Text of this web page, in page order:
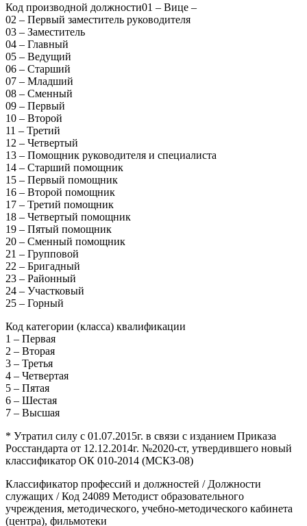
Код производной должности01 – Вице –
02 – Первый заместитель руководителя
03 – Заместитель
04 – Главный
05 – Ведущий
06 – Старший
07 – Младший
08 – Сменный
09 – Первый
10 – Второй
11 – Третий
12 – Четвертый
13 – Помощник руководителя и специалиста
14 – Старший помощник
15 – Первый помощник
16 – Второй помощник
17 – Третий помощник
18 – Четвертый помощник
19 – Пятый помощник
20 – Сменный помощник
21 – Групповой
22 – Бригадный
23 – Районный
24 – Участковый
25 – Горный
Код категории (класса) квалификации
1 – Первая
2 – Вторая
3 – Третья
4 – Четвертая
5 – Пятая
6 – Шестая
7 – Высшая
* Утратил силу с 01.07.2015г. в связи с изданием Приказа
Росстандарта от 12.12.2014г. №2020-ст, утвердившего новый
классификатор ОК 010-2014 (МСКЗ-08)
Классификатор профессий и должностей / Должности
служащих / Код 24089 Методист образовательного
учреждения, методического, учебно-методического кабинета
(центра), фильмотеки